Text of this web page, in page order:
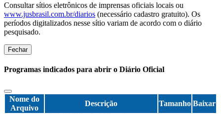
Consultar sítios eletrônicos de imprensas oficiais locais ou
www.jusbrasil.com.br/diarios (necessário cadastro gratuito). Os
períodos digitalizados nesse sítio variam de acordo com o diário
pesquisado.
Fechar
Programas indicados para abrir o Diário Oficial
Nome do
Arquivo
Descrição Tamanho Baixar